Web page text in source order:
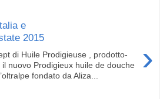
e
2015
›
di Huile Prodigieuse , prodotto-
nuovo Prodigieux huile de douche
fondato da Aliza...